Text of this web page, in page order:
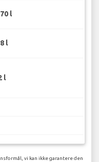
l
l
l
vi kan ikke garantere den